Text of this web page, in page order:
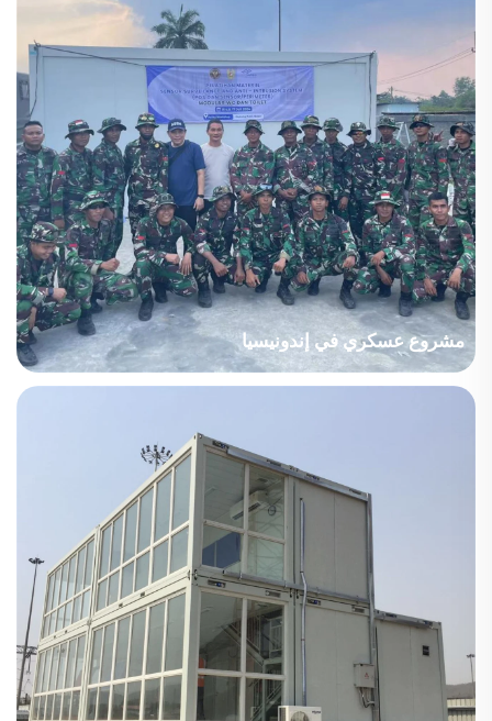
مشروع عسكري في إندونيسيا
البلد: الصومال، قطاع المشروع: عسكري، المساحة المبنية: 580 متر
الموقع، يجب مراعاة التركيب اليدوي بالكامل. تقع الوحدات السكنية في
مناطق مختلفة، ويجب التنسيق مع...